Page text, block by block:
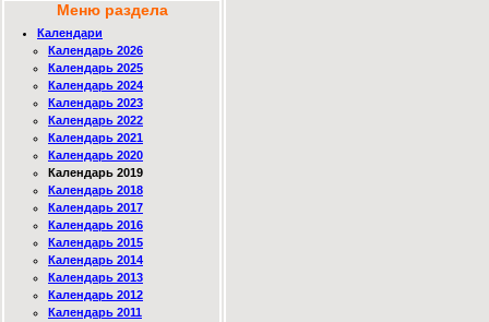
Меню раздела
Календари
Календарь 2026
Календарь 2025
Календарь 2024
Календарь 2023
Календарь 2022
Календарь 2021
Календарь 2020
Календарь 2019
Календарь 2018
Календарь 2017
Календарь 2016
Календарь 2015
Календарь 2014
Календарь 2013
Календарь 2012
Календарь 2011